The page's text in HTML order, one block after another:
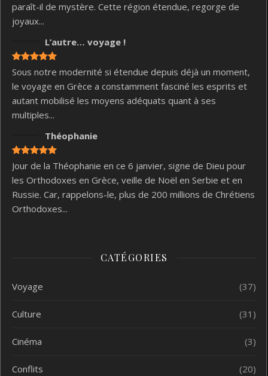
paraît-il de mystère. Cette région étendue, regorge de
joyaux...
L’autre… voyage !
Sous notre modernité si étendue depuis déjà un moment,
le voyage en Grèce a constamment fasciné les esprits et
autant mobilisé les moyens adéquats quant à ses
multiples...
Théophanie
Jour de la Théophanie en ce 6 janvier, signe de Dieu pour
les Orthodoxes en Grèce, veille de Noël en Serbie et en
Russie. Car, rappelons-le, plus de 200 millions de Chrétiens
Orthodoxes...
CATÉGORIES
Voyage (37)
Culture (31)
Cinéma (3)
Conflits (20)